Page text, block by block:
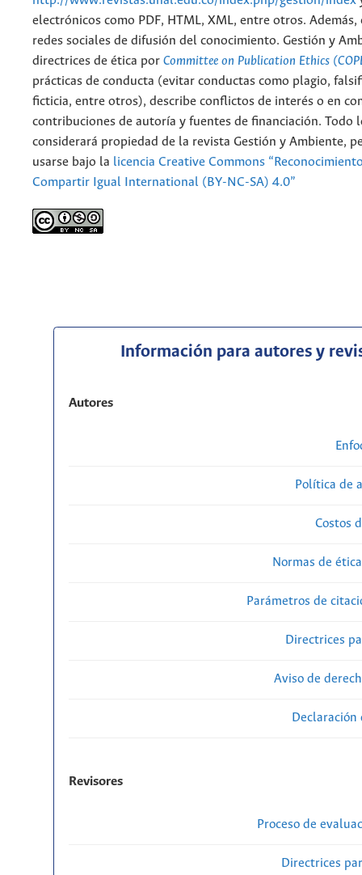
electrónicos como PDF, HTML, XML, entre otros.
redes sociales de difusión del conocimiento. Gestión y
directrices de ética por Committee on Publication Ethics
prácticas de conducta (evitar conductas como plagio,
ficticia, entre otros), describe conflictos de interés o en
contribuciones de autoría y fuentes de financiación. Todo
considerará propiedad de la revista Gestión y Ambiente,
usarse bajo la licencia Creative Commons
Compartir Igual International (BY-NC-SA) 4.0”
Información para autores y
Autores
Política de
Costos
Normas de
Parámetros de
Directrices
Aviso de
Revisores
Proceso de
Directrices